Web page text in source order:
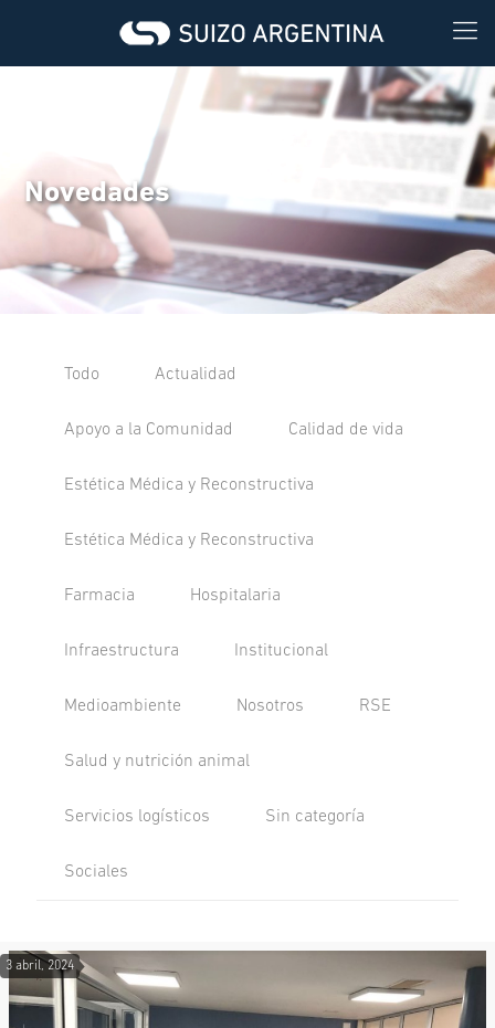
Novedades
Todo Actualidad
Apoyo a la Comunidad Calidad de vida
Estética Médica y Reconstructiva
Estética Médica y Reconstructiva
Farmacia Hospitalaria
Infraestructura Institucional
Medioambiente Nosotros RSE
Salud y nutrición animal
Servicios logísticos Sin categoría
Sociales
3 abril, 2024